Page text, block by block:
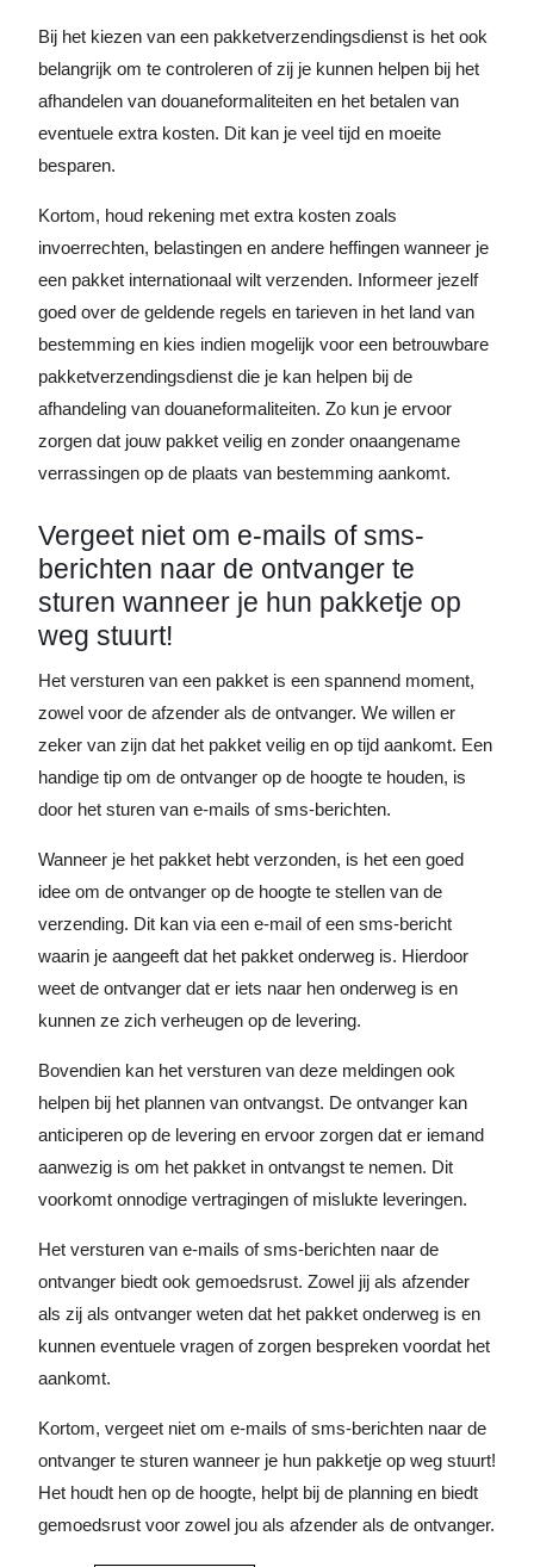
Bij het kiezen van een pakketverzendingsdienst is het ook
belangrijk om te controleren of zij je kunnen helpen bij het
afhandelen van douaneformaliteiten en het betalen van
eventuele extra kosten. Dit kan je veel tijd en moeite
besparen.
Kortom, houd rekening met extra kosten zoals
invoerrechten, belastingen en andere heffingen wanneer je
een pakket internationaal wilt verzenden. Informeer jezelf
goed over de geldende regels en tarieven in het land van
bestemming en kies indien mogelijk voor een betrouwbare
pakketverzendingsdienst die je kan helpen bij de
afhandeling van douaneformaliteiten. Zo kun je ervoor
zorgen dat jouw pakket veilig en zonder onaangename
verrassingen op de plaats van bestemming aankomt.
Vergeet niet om e-mails of sms-
berichten naar de ontvanger te
sturen wanneer je hun pakketje op
weg stuurt!
Het versturen van een pakket is een spannend moment,
zowel voor de afzender als de ontvanger. We willen er
zeker van zijn dat het pakket veilig en op tijd aankomt. Een
handige tip om de ontvanger op de hoogte te houden, is
door het sturen van e-mails of sms-berichten.
Wanneer je het pakket hebt verzonden, is het een goed
idee om de ontvanger op de hoogte te stellen van de
verzending. Dit kan via een e-mail of een sms-bericht
waarin je aangeeft dat het pakket onderweg is. Hierdoor
weet de ontvanger dat er iets naar hen onderweg is en
kunnen ze zich verheugen op de levering.
Bovendien kan het versturen van deze meldingen ook
helpen bij het plannen van ontvangst. De ontvanger kan
anticiperen op de levering en ervoor zorgen dat er iemand
aanwezig is om het pakket in ontvangst te nemen. Dit
voorkomt onnodige vertragingen of mislukte leveringen.
Het versturen van e-mails of sms-berichten naar de
ontvanger biedt ook gemoedsrust. Zowel jij als afzender
als zij als ontvanger weten dat het pakket onderweg is en
kunnen eventuele vragen of zorgen bespreken voordat het
aankomt.
Kortom, vergeet niet om e-mails of sms-berichten naar de
ontvanger te sturen wanneer je hun pakketje op weg stuurt!
Het houdt hen op de hoogte, helpt bij de planning en biedt
gemoedsrust voor zowel jou als afzender als de ontvanger.